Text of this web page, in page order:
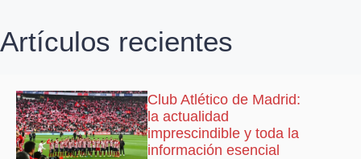
Artículos recientes
Club Atlético de Madrid:
la actualidad
imprescindible y toda la
información esencial